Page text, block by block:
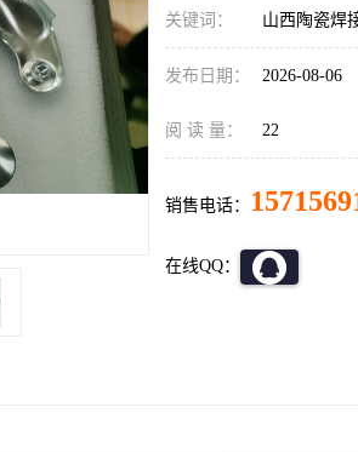
关键词： 山西陶瓷焊
发布日期： 2026-08-06
阅 读 量： 22
销售电话：
在线QQ：